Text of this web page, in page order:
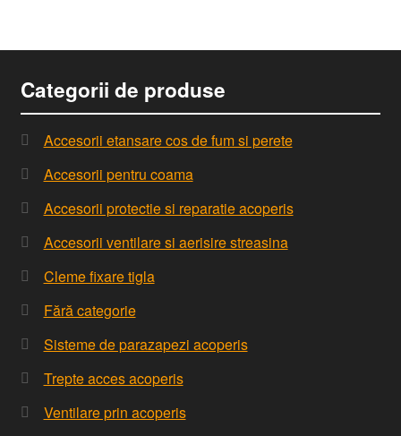
Categorii de produse
Accesorii etansare cos de fum si perete
Accesorii pentru coama
Accesorii protectie si reparatie acoperis
Accesorii ventilare si aerisire streasina
Cleme fixare tigla
Fără categorie
Sisteme de parazapezi acoperis
Trepte acces acoperis
Ventilare prin acoperis